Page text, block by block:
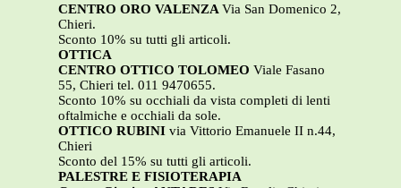
CENTRO ORO VALENZAVia San Domenico 2,
Chieri.
Sconto 10% su tutti gli articoli.
OTTICA
CENTRO OTTICO TOLOMEO Viale Fasano
55, Chieri tel. 011 9470655.
Sconto 10% su occhiali da vista completi di lenti
oftalmiche e occhiali da sole.
OTTICO RUBINI via Vittorio Emanuele II n.44,
Chieri
Sconto del 15% su tutti gli articoli.
PALESTRE E FISIOTERAPIA